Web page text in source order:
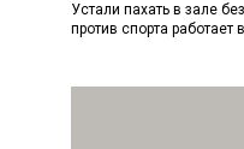
Устали пахать в зале
против спорта работает